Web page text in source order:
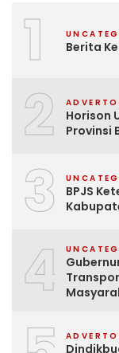
1
2
Horison
Provinsi
3
BPJS
4